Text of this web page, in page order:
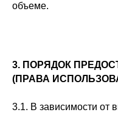
объеме.
3. ПОРЯДОК
(ПРАВА
3.1. В зависимости от